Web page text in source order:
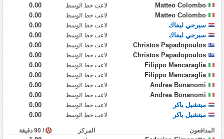
Matteo Colombo
لاعب خط الوسط
0.00
Matteo Colombo
لاعب خط الوسط
0.00
سيرجي ليفاك
لاعب خط الوسط
0.00
سيرجي ليفاك
لاعب خط الوسط
0.00
Christos Papadopoulos
لاعب خط الوسط
0.00
Christos Papadopoulos
لاعب خط الوسط
0.00
Filippo Mencaraglia
لاعب خط الوسط
0.00
Filippo Mencaraglia
لاعب خط الوسط
0.00
Andrea Bonanomi
لاعب خط الوسط
0.00
Andrea Bonanomi
لاعب خط الوسط
0.00
ميتشيل باكر
لاعب خط الوسط
0.00
ميتشيل باكر
لاعب خط الوسط 0.00
المدافعون المركز / 90 دقيقة